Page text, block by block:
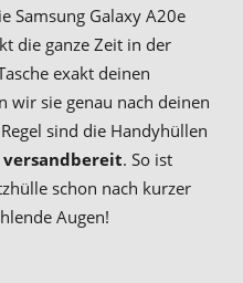
Samsung Galaxy A20e
die ganze Zeit in der
exakt deinen
wir sie genau nach deinen
sind die Handyhüllen
. So ist
schon nach kurzer
Augen!